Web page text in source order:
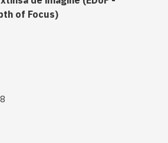
of Focus)